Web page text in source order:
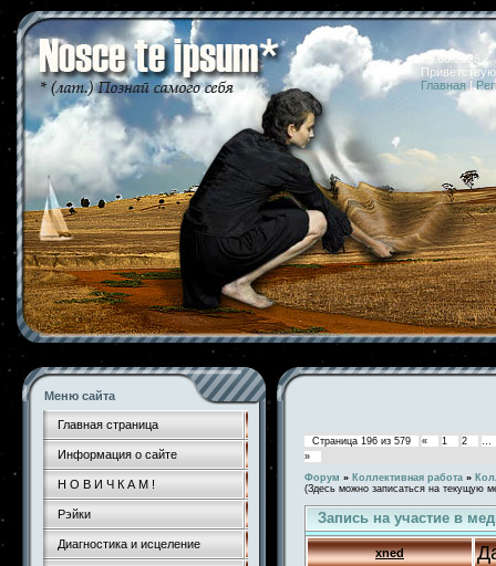
09.08.2026
Главная |
Меню сайта
Главная страница
Информация о сайте
Н О В И Ч К А М !
Рэйки
Диагностика и исцеление
Страница 196 из 579 « 1 2
…
»
Форум » Коллективная работа »
(Здесь можно записаться на текущую
Запись на участие в
xned